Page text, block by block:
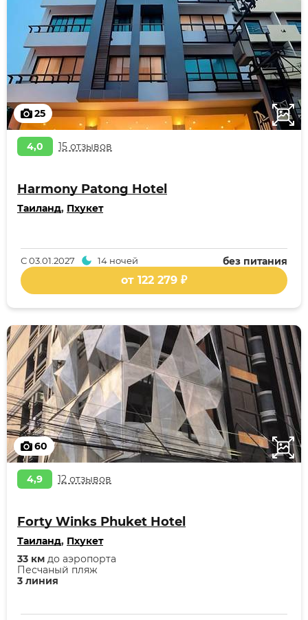
25
4,0 15 отзывов
Harmony Patong Hotel
Таиланд, Пхукет
без питания
С03.01.2027 14 ночей
от 122 279 ₽
60
4,9 12 отзывов
Forty Winks Phuket Hotel
Таиланд, Пхукет
3 линия
Песчаный пляж
33 км до аэропорта